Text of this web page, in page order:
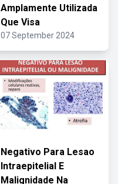
Amplamente Utilizada
Que Visa
07 September 2024
Negativo Para Lesao
Intraepitelial E
Malignidade Na